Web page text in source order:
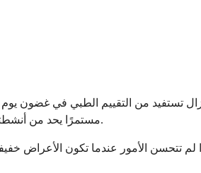
تستفيد من التقييم الطبي في غضون
مستمرًا يحد من أنشطتك، أو عدم استقرار أو انحناء عند المشي، أو شعورًا بالانغلاق أو التشابك، أو كدمات تتزايد.
لم تتحسن الأمور عندما تكون